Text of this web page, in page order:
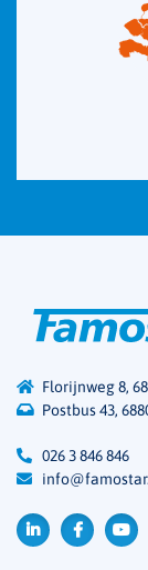
Florijnweg 8,
Postbus 43,
026 3 846 846